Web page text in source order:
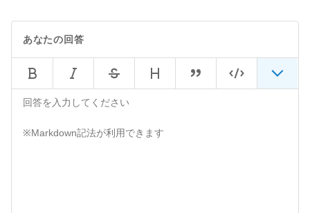
あなたの回答